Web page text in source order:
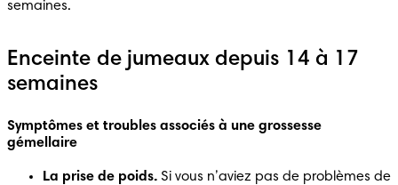
semaines.
Enceinte de jumeaux depuis 14 à 17
semaines
Symptômes et troubles associés à une grossesse
gémellaire
La prise de poids. Si vous n’aviez pas de problèmes de